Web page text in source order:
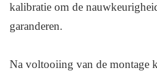
kalibratie om de
garanderen.
Na voltooiing van de montage